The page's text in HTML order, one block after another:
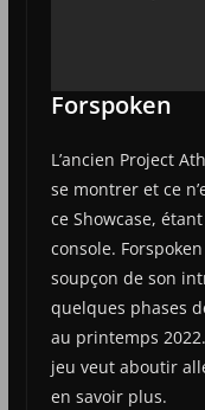
Forspoken
L’ancien Project
se montrer et ce
ce Showcase,
console.
soupçon de son
quelques phases
au printemps
jeu veut aboutir
en savoir plus.